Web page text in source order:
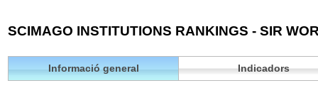
SCIMAGO INSTITUTIONS RANKINGS - SIR
Informació general Indicadors